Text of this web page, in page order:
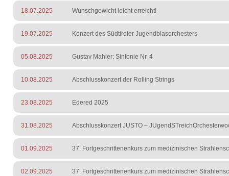
18.07.2025 Wunschgewicht leicht erreicht!
19.07.2025 Konzert des Südtiroler Jugendblasorchesters
05.08.2025 Gustav Mahler: Sinfonie Nr. 4
10.08.2025 Abschlusskonzert der Rolling Strings
23.08.2025 Edered 2025
31.08.2025 Abschlusskonzert JUSTO –
01.09.2025 37. Fortgeschrittenenkurs zum medizinischen
02.09.2025 37. Fortgeschrittenenkurs zum medizinischen